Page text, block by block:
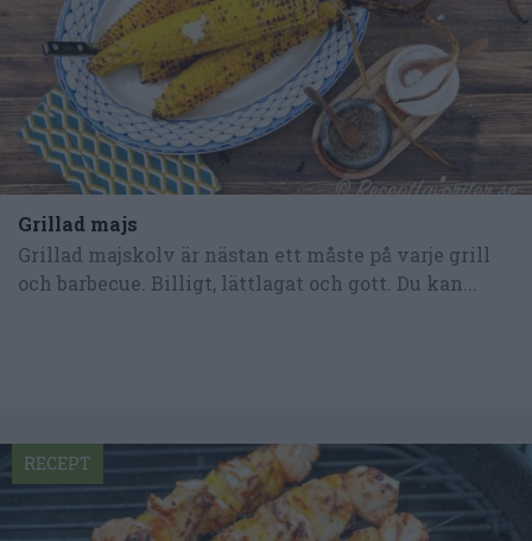
Grillad majs
Grillad majskolv är nästan ett måste på varje grill
och barbecue. Billigt, lättlagat och gott. Du kan...
RECEPT